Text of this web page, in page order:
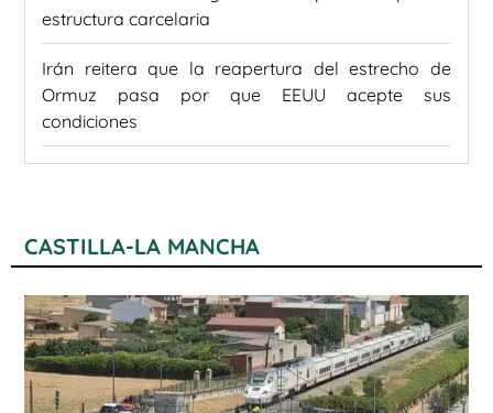
estructura carcelaria
Irán reitera que la reapertura del estrecho de
Ormuz pasa por que EEUU acepte sus
condiciones
CASTILLA-LA MANCHA